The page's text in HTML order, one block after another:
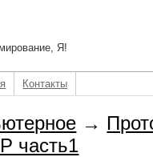
Я!
Контакты
→
часть1